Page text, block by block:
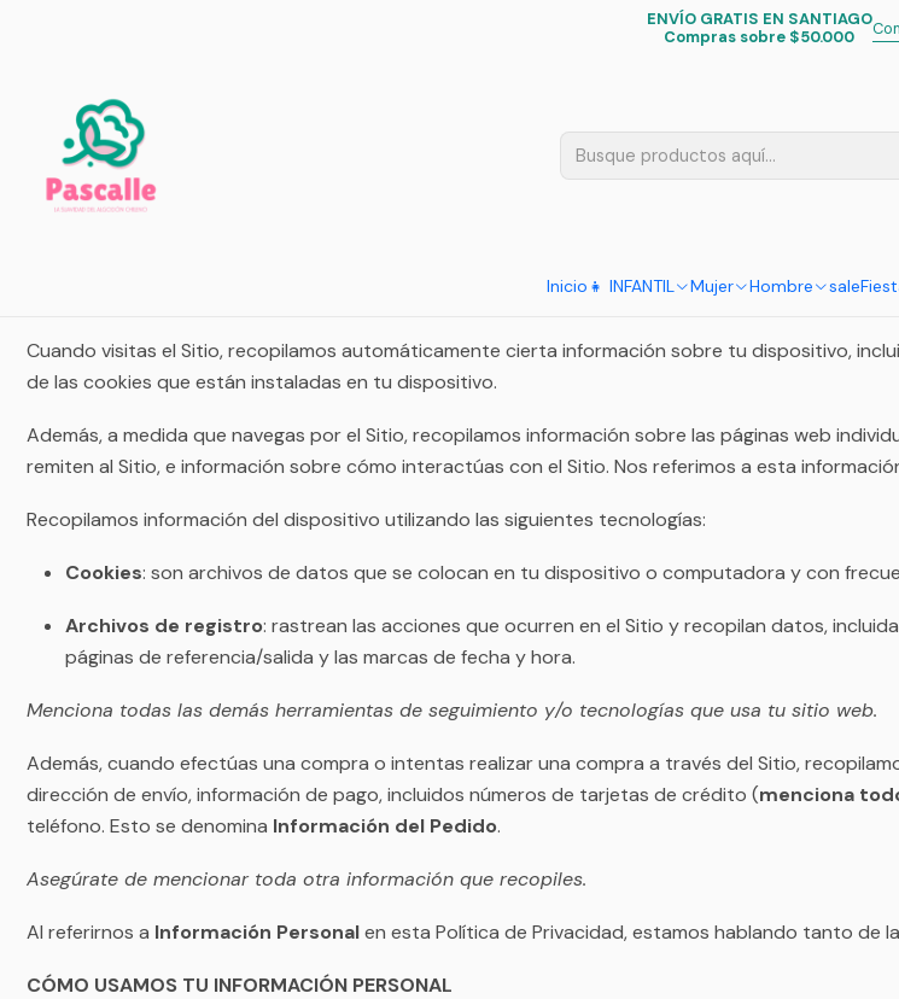
Inicio 👧 INFANTIL Mujer Hombre sale
ENVÍO GRATIS EN SANTIAGO
Compras sobre $50.000
Inicio Políticas de
Cuando visitas el Sitio, recopilamos automáticamente cierta información sobre tu dispositivo,
de las cookies que están instaladas en tu dispositivo.
Además, a medida que navegas por el Sitio, recopilamos información sobre las páginas web
remiten al Sitio, e información sobre cómo interactúas con el Sitio. Nos referimos a esta
Recopilamos información del dispositivo utilizando las siguientes tecnologías:
Cookies: son archivos de datos que se colocan en tu dispositivo o computadora y con
Archivos de registro: rastrean las acciones que ocurren en el Sitio y recopilan datos,
páginas de referencia/salida y las marcas de fecha y hora.
Menciona todas las demás herramientas de seguimiento y/o tecnologías que usa tu sitio web.
Además, cuando efectúas una compra o intentas realizar una compra a través del Sitio,
dirección de envío, información de pago, incluidos números de tarjetas de crédito (menciona
teléfono. Esto se denomina Información del Pedido.
Asegúrate de mencionar toda otra información que recopiles.
Al referirnos a Información Personalen esta Política de Privacidad, estamos hablando tanto de
CÓMO USAMOS TU INFORMACIÓN PERSONAL